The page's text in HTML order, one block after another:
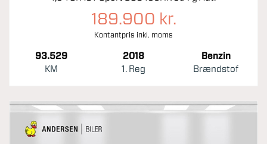
189.900 kr.
Kontantpris inkl. moms
93.529
KM
2018
1. Reg
Benzin
Brændstof